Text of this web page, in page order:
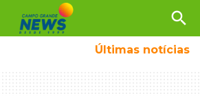
search
Últimas notícias